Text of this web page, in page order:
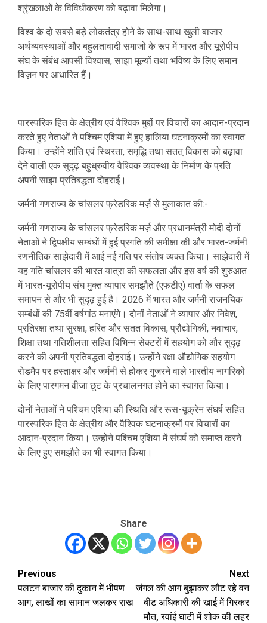
श्रृंखलाओं के विविधीकरण को बढ़ावा मिलेगा।
विश्व के दो सबसे बड़े लोकतंत्र होने के साथ-साथ खुली बाजार
अर्थव्यवस्थाओं और बहुलतावादी समाजों के रूप में भारत और यूरोपीय
संघ के संबंध आपसी विश्वास, साझा मूल्यों तथा भविष्य के लिए समान
विज़न पर आधारित हैं।
पारस्परिक हित के क्षेत्रीय एवं वैश्विक मुद्दों पर विचारों का आदान-प्रदान
करते हुए नेताओं ने पश्चिम एशिया में हुए हालिया घटनाक्रमों का स्वागत
किया। उन्होंने शांति एवं स्थिरता, समृद्धि तथा सतत् विकास को बढ़ावा
देने वाली एक सुदृढ़ बहुध्रुवीय वैश्विक व्यवस्था के निर्माण के प्रति
अपनी साझा प्रतिबद्धता दोहराई।
जर्मनी गणराज्य के चांसलर फ्रेडरिक मर्ज़ से मुलाकात की:-
जर्मनी गणराज्य के चांसलर फ्रेडरिक मर्ज़ और प्रधानमंत्री मोदी दोनों
नेताओं ने द्विपक्षीय सम्‍बंधों में हुई प्रगति की समीक्षा की और भारत-जर्मनी
रणनीतिक साझेदारी में आई नई गति पर संतोष व्यक्त किया। साझेदारी में
यह गति चांसलर की भारत यात्रा की सफलता और इस वर्ष की शुरुआत
में भारत-यूरोपीय संघ मुक्त व्यापार समझौते (एफटीए) वार्ता के सफल
समापन से और भी सुदृढ़ हुई है। 2026 में भारत और जर्मनी राजनयिक
सम्‍बंधों की 75वीं वर्षगांठ मनाएंगे। दोनों नेताओं ने व्यापार और निवेश,
प्रतिरक्षा तथा सुरक्षा, हरित और सतत विकास, प्रौद्योगिकी, नवाचार,
शिक्षा तथा गतिशीलता सहित विभिन्न सेक्‍टरों में सहयोग को और सुदृढ़
करने की अपनी प्रतिबद्धता दोहराई। उन्होंने रक्षा औद्योगिक सहयोग
रोडमैप पर हस्ताक्षर और जर्मनी से होकर गुजरने वाले भारतीय नागरिकों
के लिए पारगमन वीजा छूट के प्रचालनगत होने का स्वागत किया।
दोनों नेताओं ने पश्चिम एशिया की स्थिति और रूस-यूक्रेन संघर्ष सहित
पारस्परिक हित के क्षेत्रीय और वैश्विक घटनाक्रमों पर विचारों का
आदान-प्रदान किया। उन्होंने पश्चिम एशिया में संघर्ष को समाप्त करने
के लिए हुए समझौते का भी स्वागत किया।
Share
Post
navigation
Previous
पलटन बाजार की दुकान में भीषण
आग, लाखों का सामान जलकर राख
Next
जंगल की आग बुझाकर लौट रहे वन
बीट अधिकारी की खाई में गिरकर
मौत, रवांई घाटी में शोक की लहर